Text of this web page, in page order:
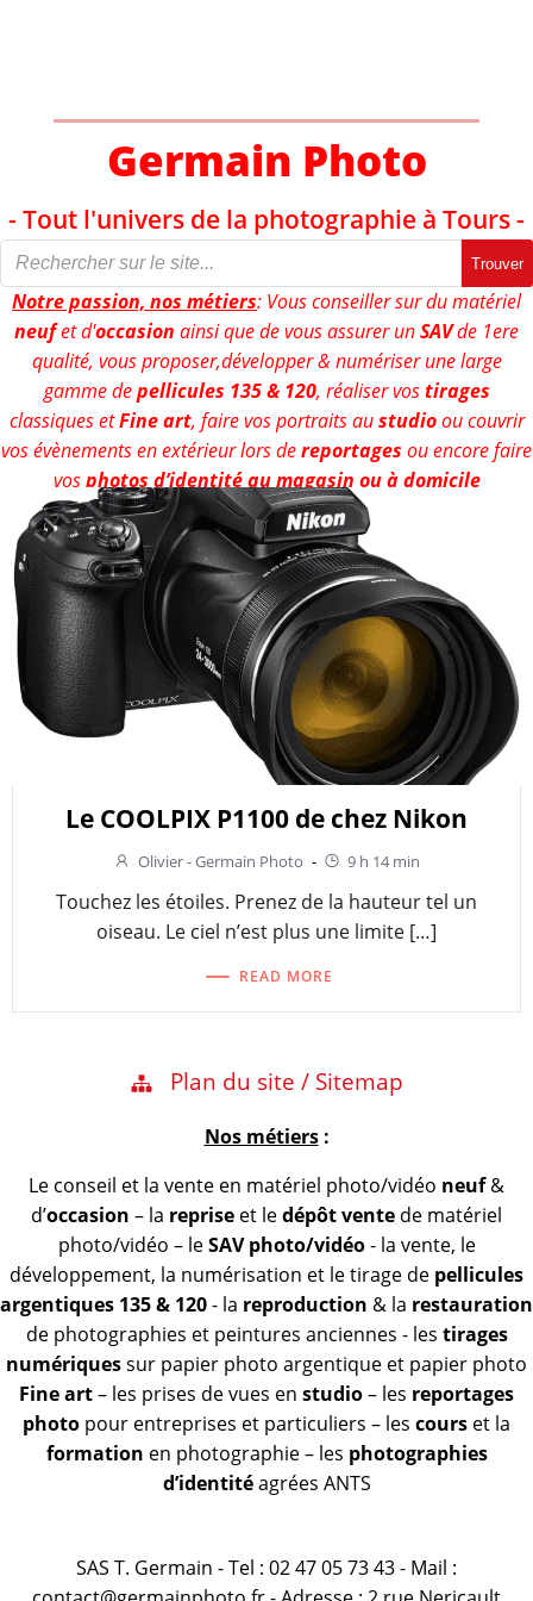
Germain Photo
- Tout l'univers de la photographie à Tours -
Trouver
Notre passion, nos métiers: Vous conseiller sur du matériel
neufet d'occasion ainsi que de vous assurer unSAVde 1ere
qualité, vous proposer,développer & numériser une large
gamme depellicules 135 & 120, réaliser vostirages
classiques etFine art, faire vos portraits austudioou couvrir
vos évènements en extérieur lors dereportages ou encore faire
vosphotos d’identité au magasin ou à domicile
Le COOLPIX P1100 de chez Nikon
Olivier - Germain Photo - 9 h 14 min
Touchez les étoiles. Prenez de la hauteur tel un
oiseau. Le ciel n’est plus une limite […]
READ MORE
Plan du site / Sitemap
Nos métiers:
Le conseil et la vente en matériel photo/vidéo neuf&
d’occasion – la reprise et ledépôt vente de matériel
photo/vidéo – leSAV photo/vidéo- la vente, le
développement, la numérisation et le tirage de pellicules
argentiques 135 & 120- la reproduction & la restauration
de photographies et peintures anciennes - les tirages
numériquessur papier photo argentique et papier photo
Fine art– les prises de vues en studio– les reportages
photo pour entreprises et particuliers – les cours et la
formation en photographie – les photographies
d’identitéagrées ANTS
SAS T. Germain - Tel : 02 47 05 73 43 - Mail :